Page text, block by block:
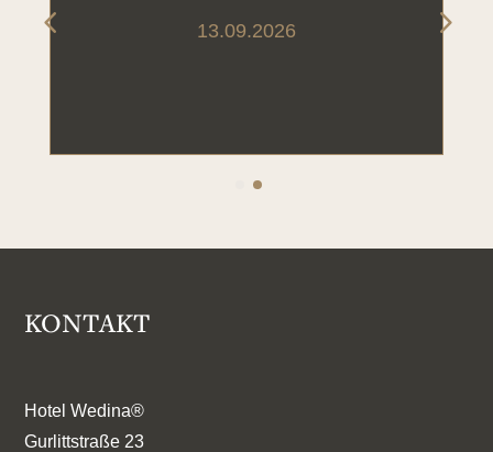
13.09.2026
KONTAKT
Hotel Wedina®
Gurlittstraße 23